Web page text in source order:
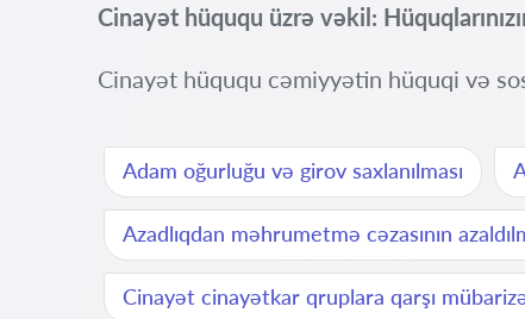
Cinayət hüququ üzrə vəkil:
Cinayət hüququ cəmiyyətin hüquqi və
Adam oğurluğu və girov saxlanılması
Azadlıqdan məhrumetmə cəzasının
Cinayət cinayətkar qruplara qarşı